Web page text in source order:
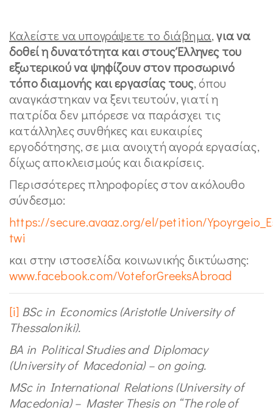
Καλείστε να υπογράψετε το διάβημα,για να
δοθεί η δυνατότητα και στους Έλληνες του
εξωτερικού να ψηφίζουν στον προσωρινό
τόπο διαμονής και εργασίας τους, όπου
αναγκάστηκαν να ξενιτευτούν, γιατί η
πατρίδα δεν μπόρεσε να παράσχει τις
κατάλληλες συνθήκες και ευκαιρίες
εργοδότησης, σε μια ανοιχτή αγορά εργασίας,
δίχως αποκλεισμούς και διακρίσεις.
Περισσότερες πληροφορίες στον ακόλουθο
σύνδεσμο:
https://secure.avaaz.org/el/petition/
twi
και στην ιστοσελίδα κοινωνικής δικτύωσης:
www.facebook.com/VoteforGreeksAbroad
[i] BSc in Economics (Aristotle University of
Thessaloniki).
BA in Political Studies and Diplomacy
(University of Macedonia) – on going.
MSc in International Relations (University of
Macedonia) – Master Thesis on “The role of